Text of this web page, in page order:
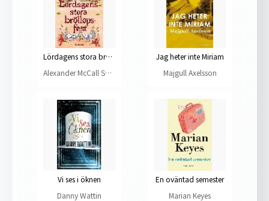
Lördagens stora bröllopsfest
Alexander McCall Smith
Jag heter inte Miriam
Majgull Axelsson
Vi ses i öknen
Danny Wattin
En oväntad semester
Marian Keyes